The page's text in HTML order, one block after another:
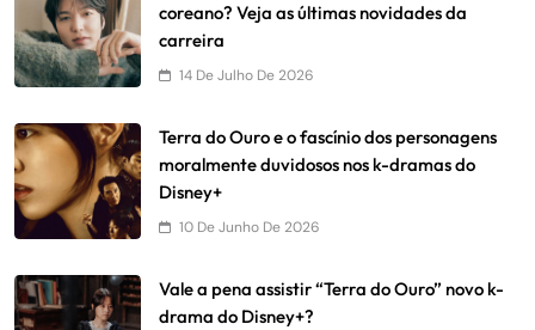
coreano? Veja as últimas novidades da
carreira
14 De Julho De 2026
Terra do Ouro e o fascínio dos personagens
moralmente duvidosos nos k-dramas do
Disney+
10 De Junho De 2026
Vale a pena assistir “Terra do Ouro” novo k-
drama do Disney+?